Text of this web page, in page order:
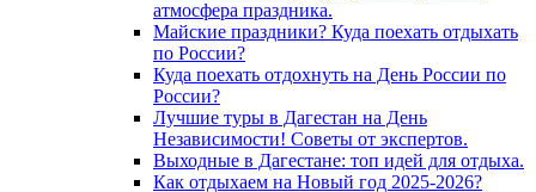
атмосфера праздника.
Майские праздники? Куда поехать отдыхать
по России?
Куда поехать отдохнуть на День России по
России?
Лучшие туры в Дагестан на День
Независимости! Советы от экспертов.
Выходные в Дагестане: топ идей для отдыха.
Как отдыхаем на Новый год 2025-2026?